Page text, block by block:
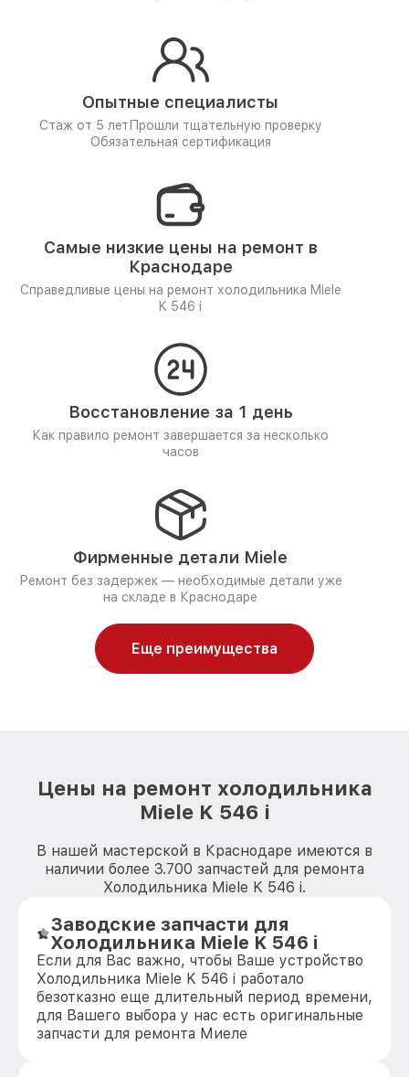
Опытные специалисты
Стаж от 5 лет Прошли тщательную проверку
Обязательная сертификация
Самые низкие цены на ремонт в
Краснодаре
Справедливые цены на ремонт холодильника Miele
K 546 i
Восстановление за 1 день
Как правило ремонт завершается за несколько
часов
Фирменные детали Miele
Ремонт без задержек — необходимые детали уже
на складе в Краснодаре
Еще преимущества
Цены на ремонт холодильника
Miele K 546 i
В нашей мастерской в Краснодаре имеются в
наличии более 3.700 запчастей для ремонта
Холодильника Miele K 546 i.
Заводские запчасти для
Холодильника Miele K 546 i
Если для Вас важно, чтобы Ваше устройство
Холодильника Miele K 546 i работало
безотказно еще длительный период времени,
для Вашего выбора у нас есть оригинальные
запчасти для ремонта Миеле